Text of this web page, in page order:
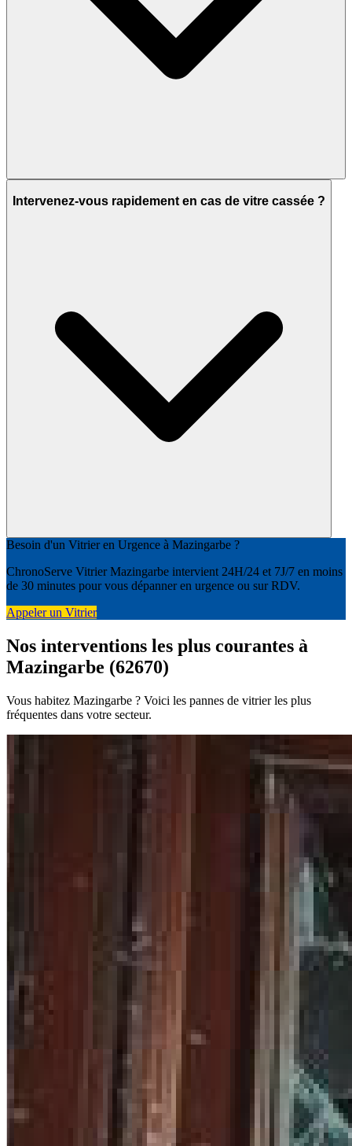
Intervenez-vous rapidement en cas de vitre cassée ?
Besoin d'un Vitrier en Urgence à Mazingarbe ?
ChronoServe Vitrier Mazingarbe intervient 24H/24 et 7J/7 en moins
de 30 minutes pour vous dépanner en urgence ou sur RDV.
Appeler un Vitrier
Nos interventions les plus courantes à
Mazingarbe (62670)
Vous habitez Mazingarbe ? Voici les pannes de vitrier les plus
fréquentes dans votre secteur.